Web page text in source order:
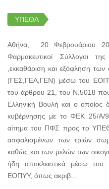
ΥΠΕΘΑ
Αθήνα, 20 Φεβρουάριου
Φαρμακευτικοί
,εκκαθάριση και εξόφληση
(ΓΕΣ,ΓΕΑ,ΓΕΝ) μέσω του
του άρθρου 21, του Ν.5018
Ελληνική Βουλή και ο οποίος
κυβέρνησης με το ΦΕΚ 25/A/
αίτημα του ΠΦΣ προς το
ασφαλισμένων των τριών
καθώς και των μελών των
ήδη αποκλειστικά μέσω
ΕΟΠΥΥ, όπως ακριβ...